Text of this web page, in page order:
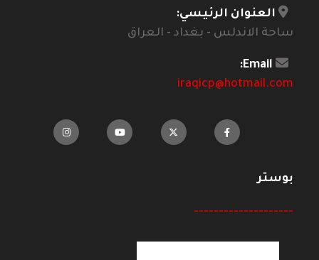
العنوان الرئيسي:
ساحة الاندلس - بغداد - العراق
Email:
iraqicp@hotmail.com
بوستر
--------------------